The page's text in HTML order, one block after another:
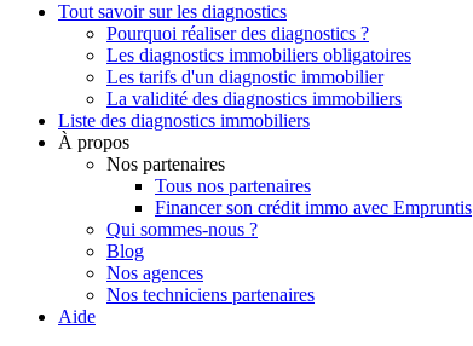
Tout savoir sur les diagnostics
Pourquoi réaliser des diagnostics ?
Les diagnostics immobiliers obligatoires
Les tarifs d'un diagnostic immobilier
La validité des diagnostics immobiliers
Liste des diagnostics immobiliers
À propos
Nos partenaires
Tous nos partenaires
Financer son crédit immo avec Empruntis
Qui sommes-nous ?
Blog
Nos agences
Nos techniciens partenaires
Aide